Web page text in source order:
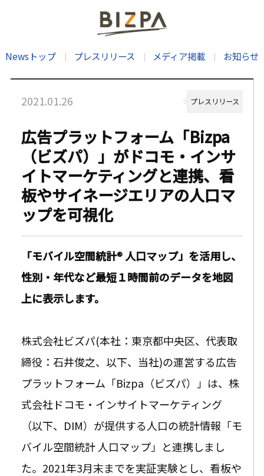
Newsトップ プレスリリース メディア掲載 お知らせ
2021.01.26 プレスリリース
広告プラットフォーム「Bizpa
（ビズパ）」がドコモ・インサ
イトマーケティングと連携、看
板やサイネージエリアの人口マ
ップを可視化
「モバイル空間統計® 人口マップ」を活用し、
性別・年代など最短１時間前のデータを地図
上に表示します。
株式会社ビズパ(本社：東京都中央区、代表取
締役：石井俊之、以下、当社)の運営する広告
プラットフォーム「Bizpa（ビズパ）」は、株
式会社ドコモ・インサイトマーケティング
（以下、DIM）が提供する人口の統計情報「モ
バイル空間統計 人口マップ」と連携しまし
た。2021年3月末までを実証実験とし、看板や